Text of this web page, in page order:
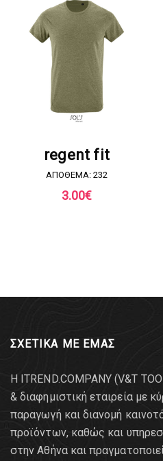
regent fit
ΑΠΟΘΕΜΑ: 232
3.00€
ΣΧΕΤΙΚΑ ΜΕ ΕΜΑΣ
Η ITREND.COMPANY (V&T
& διαφημιστική εταιρεία με
παραγωγή και διανομή
προϊόντων, καθώς και
στην Αθήνα και